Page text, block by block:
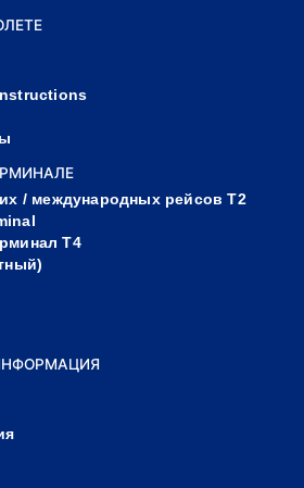
/ международных рейсов T2
Т4